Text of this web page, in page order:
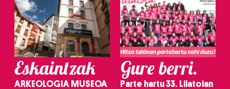
Eskaintzak
ARKEOLOGIA MUSEOA
Gure berri.
Parte hartu 33. Lilatoian